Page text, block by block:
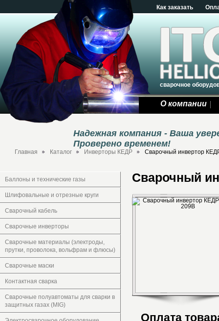
Как заказать
сварочное
О компании
Надежная компания - Ваша
Проверено временем!
Главная Каталог Инверторы КЕДР Сварочный инвертор
Баллоны и технические газы
Шлифовальные и отрезные круги
Сварочный кабель
Сварочные инверторы
Сварочные материалы (электроды,
прутки, проволока, вольфрам и флюсы)
Сварочные маски
Контактная сварка
Сварочные полуавтоматы для сварки в
защитных газах (MIG)
Сварочный
Оплата